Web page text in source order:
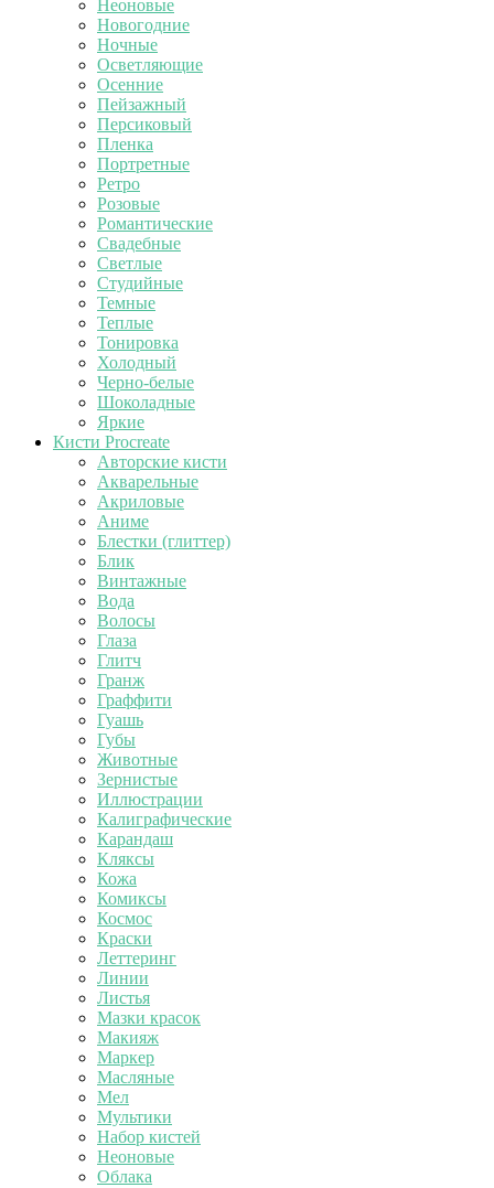
Неоновые
Новогодние
Ночные
Осветляющие
Осенние
Пейзажный
Персиковый
Пленка
Портретные
Ретро
Розовые
Романтические
Свадебные
Светлые
Студийные
Темные
Теплые
Тонировка
Холодный
Черно-белые
Шоколадные
Яркие
Кисти Procreate
Авторские кисти
Акварельные
Акриловые
Аниме
Блестки (глиттер)
Блик
Винтажные
Вода
Волосы
Глаза
Глитч
Гранж
Граффити
Гуашь
Губы
Животные
Зернистые
Иллюстрации
Калиграфические
Карандаш
Кляксы
Кожа
Комиксы
Космос
Краски
Леттеринг
Линии
Листья
Мазки красок
Макияж
Маркер
Масляные
Мел
Мультики
Набор кистей
Неоновые
Облака